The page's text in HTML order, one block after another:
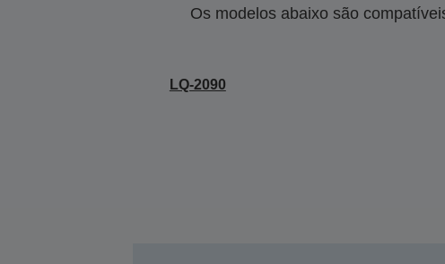
Os modelos abaixo são
LQ-2090